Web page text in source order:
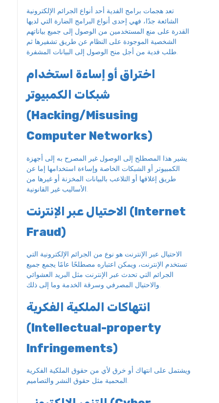
تعد هجمات برامج الفدية أحد أنواع الجرائم الإلكترونية
الشائعة جدًا، فهي إحدى أنواع البرامج الضارة التي لديها
القدرة على منع المستخدمين من الوصول إلى جميع بياناتهم
الشخصية الموجودة على النظام عن طريق تشفيرها ثم
طلب فدية من أجل منح الوصول إلى البيانات المشفرة.
اختراق أو إساءة استخدام
شبكات الكمبيوتر
(Hacking/Misusing
Computer Networks)
يشير هذا المصطلح إلى الوصول غير المصرح به إلى أجهزة
الكمبيوتر أو الشبكات الخاصة وإساءة استخدامها إما عن
طريق إغلاقها أو التلاعب بالبيانات المخزنة أو غيرها من
الأساليب غير القانونية.
الاحتيال عبر الإنترنت (Internet
Fraud)
الاحتيال عبر الإنترنت هو نوع من الجرائم الإلكترونية التي
تستخدم الإنترنت، ويمكن اعتباره مصطلحًا عامًا يجمع جميع
الجرائم التي تحدث عبر الإنترنت مثل البريد العشوائي
والاحتيال المصرفي وسرقة الخدمة وما إلى ذلك.
انتهاكات الملكية الفكرية
(Intellectual-property
Infringements)
ويشتمل على انتهاك أو خرق لأي من حقوق الملكية الفكرية
المحمية مثل حقوق النشر والتصاميم.